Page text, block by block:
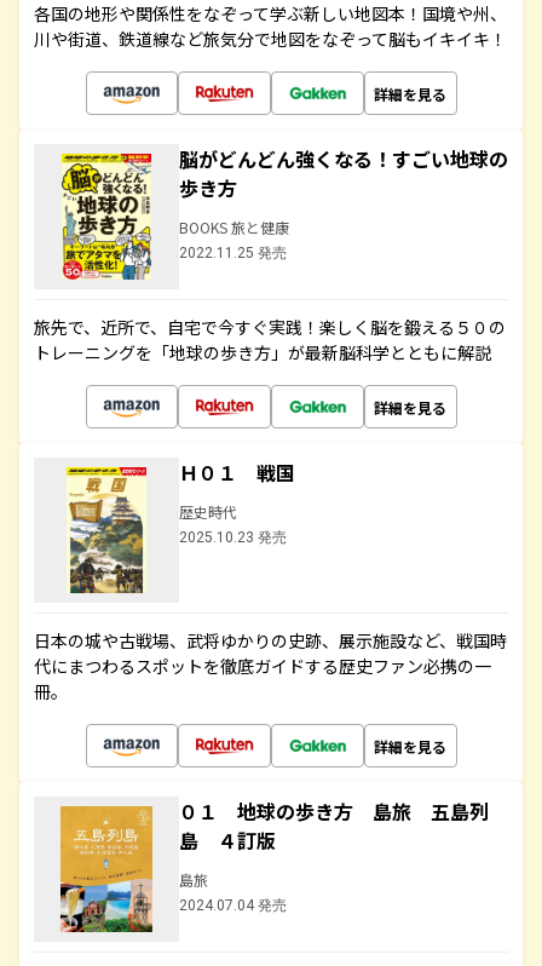
各国の地形や関係性をなぞって学ぶ新しい地図本！国境や州、
川や街道、鉄道線など旅気分で地図をなぞって脳もイキイキ！
詳細を見る
脳がどんどん強くなる！すごい地球の
歩き方
BOOKS 旅と健康
2022.11.25 発売
旅先で、近所で、自宅で今すぐ実践！楽しく脳を鍛える５０の
トレーニングを「地球の歩き方」が最新脳科学とともに解説
詳細を見る
Ｈ０１ 戦国
歴史時代
2025.10.23 発売
日本の城や古戦場、武将ゆかりの史跡、展示施設など、戦国時
代にまつわるスポットを徹底ガイドする歴史ファン必携の一
冊。
詳細を見る
０１ 地球の歩き方 島旅 五島列
島 ４訂版
島旅
2024.07.04 発売